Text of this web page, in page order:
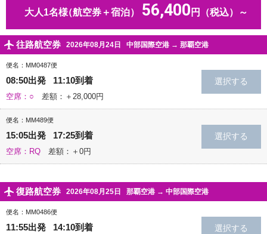
大人1名様（航空券＋宿泊） 56,400 円（税込）～
往路航空券 2026年08月24日 中部国際空港 → 那覇空港
便名：MM0487便
08:50出発 11:10到着
空席：○ 差額：＋28,000円
便名：MM489便
15:05出発 17:25到着
空席：RQ 差額：＋0円
復路航空券 2026年08月25日 那覇空港 → 中部国際空港
便名：MM0486便
11:55出発 14:10到着